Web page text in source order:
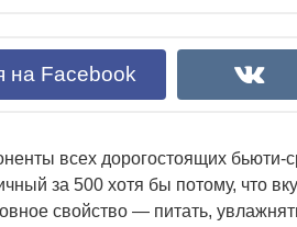
на Facebook
всех дорогостоящих бьюти-
за 500 хотя бы потому, что
свойство — питать,